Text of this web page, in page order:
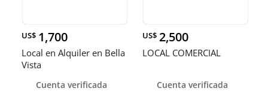
US$ 1,700
Local en Alquiler en Bella
Vista
Cuenta verificada
US$ 2,500
LOCAL COMERCIAL
Cuenta verificada